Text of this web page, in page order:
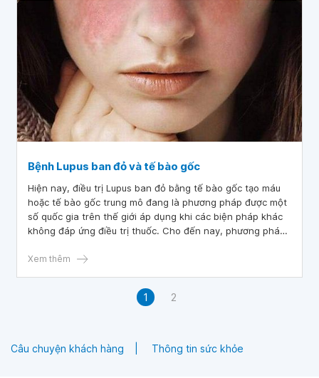
Bệnh Lupus ban đỏ và tế bào gốc
Hiện nay, điều trị Lupus ban đỏ bằng tế bào gốc tạo máu
hoặc tế bào gốc trung mô đang là phương pháp được một
số quốc gia trên thế giới áp dụng khi các biện pháp khác
không đáp ứng điều trị thuốc. Cho đến nay, phương pháp
kết quả tích cực trong điều trị Lupus ban đỏ.
Xem thêm
1 2
Câu chuyện khách hàng Thông tin sức khỏe